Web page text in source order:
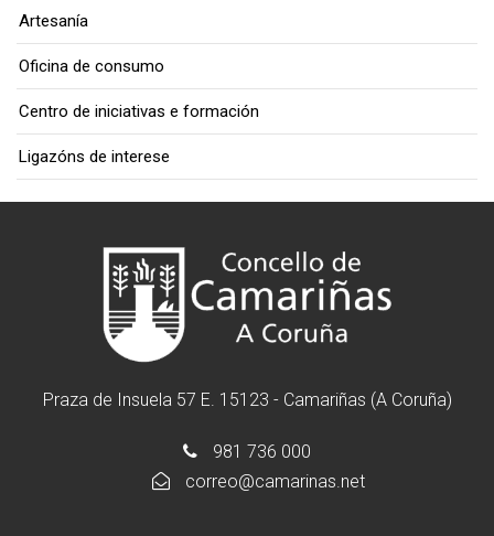
Artesanía
Oficina de consumo
Centro de iniciativas e formación
Ligazóns de interese
Praza de Insuela 57 E. 15123 - Camariñas (A Coruña)
981 736 000
correo@camarinas.net